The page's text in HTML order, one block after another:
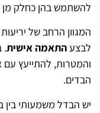
להשתמש בהן כחלק
המגוון הרחב של
לבצעהתאמה אישית.
והמטרות, להתייעץ
הבדים.
יש הבדל משמעותי בין